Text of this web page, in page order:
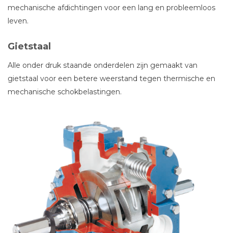
mechanische afdichtingen voor een lang en probleemloos
leven.
Gietstaal
Alle onder druk staande onderdelen zijn gemaakt van
gietstaal voor een betere weerstand tegen thermische en
mechanische schokbelastingen.